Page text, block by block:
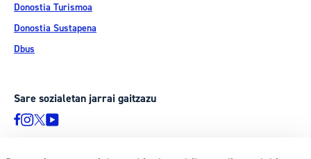
Donostia Turismoa
Donostia Sustapena
Dbus
Sare sozialetan jarrai gaitzazu